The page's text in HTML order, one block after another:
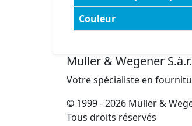
Couleur
Muller & Wegener
Votre spécialiste en
© 1999 - 2026 Muller &
Tous droits réservés